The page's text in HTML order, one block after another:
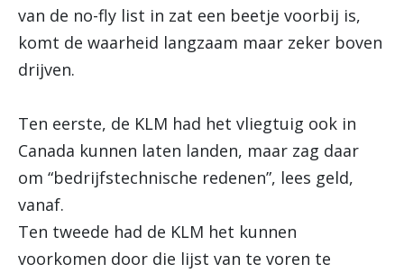
van de no-fly list in zat een beetje voorbij is,
komt de waarheid langzaam maar zeker boven
drijven.
Ten eerste, de KLM had het vliegtuig ook in
Canada kunnen laten landen, maar zag daar
om “bedrijfstechnische redenen”, lees geld,
vanaf.
Ten tweede had de KLM het kunnen
voorkomen door die lijst van te voren te